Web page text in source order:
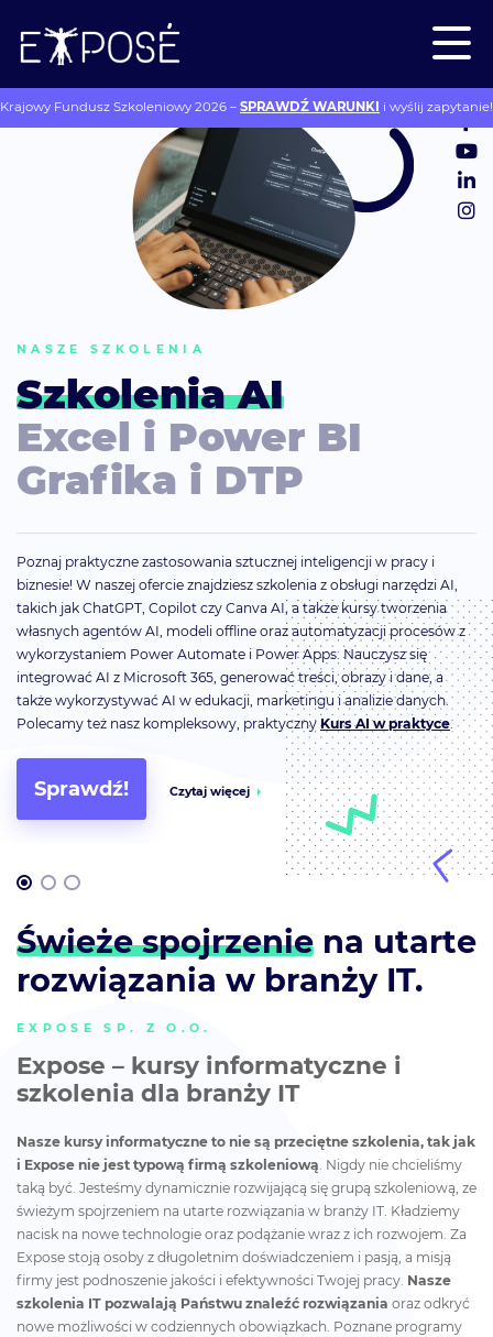
Krajowy Fundusz Szkoleniowy 2026 – SPRAWDŹ WARUNKI i wyślij zapytanie!
NASZE SZKOLENIA
Szkolenia AI
Excel i Power BI
Grafika i DTP
Poznaj praktyczne zastosowania sztucznej inteligencji w pracy i
biznesie! W naszej ofercie znajdziesz szkolenia z obsługi narzędzi AI,
takich jak ChatGPT, Copilot czy Canva AI, a także kursy tworzenia
własnych agentów AI, modeli offline oraz automatyzacji procesów z
wykorzystaniem Power Automate i Power Apps. Nauczysz się
integrować AI z Microsoft 365, generować treści, obrazy i dane, a
także wykorzystywać AI w edukacji, marketingu i analizie danych.
Polecamy też nasz kompleksowy, praktyczny Kurs AI w praktyce.
Sprawdź! Czytaj więcej
Świeże spojrzenie na utarte
rozwiązania w branży IT.
EXPOSE SP. Z O.O.
Expose – kursy informatyczne i
szkolenia dla branży IT
Nasze kursy informatyczne to nie są przeciętne szkolenia, tak jak
i Expose nie jest typową firmą szkoleniową. Nigdy nie chcieliśmy
taką być. Jesteśmy dynamicznie rozwijającą się grupą szkoleniową, ze
świeżym spojrzeniem na utarte rozwiązania w branży IT. Kładziemy
nacisk na nowe technologie oraz podążanie wraz z ich rozwojem. Za
Expose stoją osoby z długoletnim doświadczeniem i pasją, a misją
firmy jest podnoszenie jakości i efektywności Twojej pracy. Nasze
szkolenia IT pozwalają Państwu znaleźć rozwiązania oraz odkryć
nowe możliwości w codziennych obowiązkach. Poznane programy